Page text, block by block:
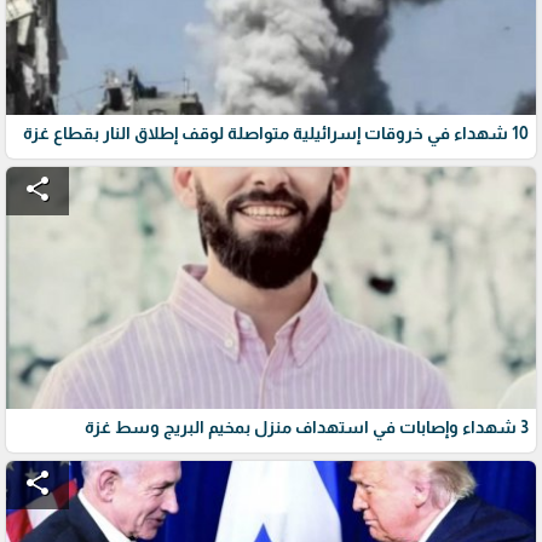
10 شهداء في خروقات إسرائيلية متواصلة لوقف إطلاق النار بقطاع غزة
share
3 شهداء وإصابات في استهداف منزل بمخيم البريج وسط غزة
share